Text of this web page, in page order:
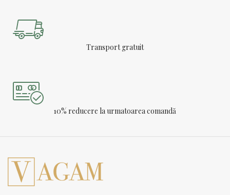
Transport gratuit
10% reducere la urmatoarea comandă